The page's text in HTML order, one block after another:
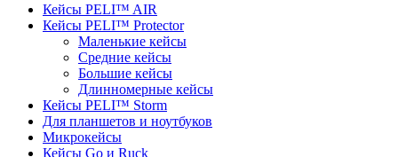
Кейсы PELI™ AIR
Кейсы PELI™ Protector
Маленькие кейсы
Средние кейсы
Большие кейсы
Длинномерные кейсы
Кейсы PELI™ Storm
Для планшетов и ноутбуков
Микрокейсы
Кейсы Go и Ruck